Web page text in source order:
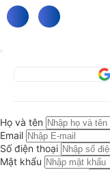
Họ và tên
Email
Số điện thoại
Mật khẩu